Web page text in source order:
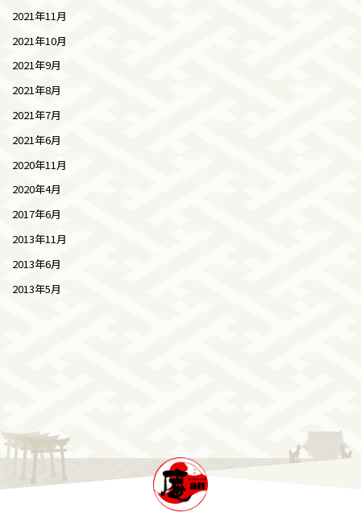
2021年11月
2021年10月
2021年9月
2021年8月
2021年7月
2021年6月
2020年11月
2020年4月
2017年6月
2013年11月
2013年6月
2013年5月